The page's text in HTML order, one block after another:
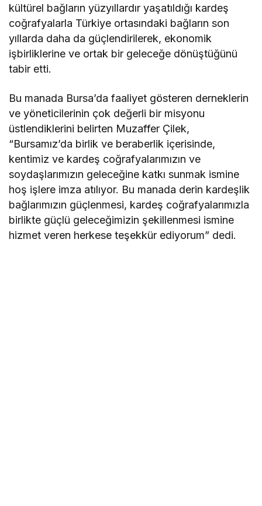
kültürel bağların yüzyıllardır yaşatıldığı kardeş
coğrafyalarla Türkiye ortasındaki bağların son
yıllarda daha da güçlendirilerek, ekonomik
işbirliklerine ve ortak bir geleceğe dönüştüğünü
tabir etti.
Bu manada Bursa’da faaliyet gösteren derneklerin
ve yöneticilerinin çok değerli bir misyonu
üstlendiklerini belirten Muzaffer Çilek,
“Bursamız’da birlik ve beraberlik içerisinde,
kentimiz ve kardeş coğrafyalarımızın ve
soydaşlarımızın geleceğine katkı sunmak ismine
hoş işlere imza atılıyor. Bu manada derin kardeşlik
bağlarımızın güçlenmesi, kardeş coğrafyalarımızla
birlikte güçlü geleceğimizin şekillenmesi ismine
hizmet veren herkese teşekkür ediyorum” dedi.